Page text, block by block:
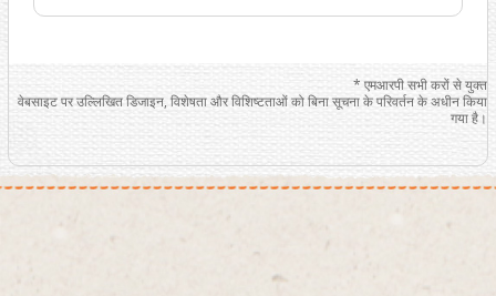
* एमआरपी सभी करों से युक्त
वेबसाइट पर उल्लिखित डिजाइन, विशेषता और विशिष्टताओं को बिना सूचना के परिवर्तन के अधीन किया
गया है।